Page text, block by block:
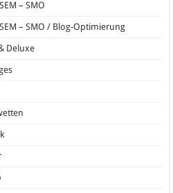
– SMO
– SMO / Blog-Optimierung
Deluxe